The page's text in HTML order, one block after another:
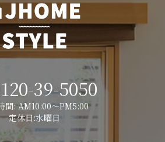
39-5050
間: AM10:00～PM5:00
定休日:水曜日